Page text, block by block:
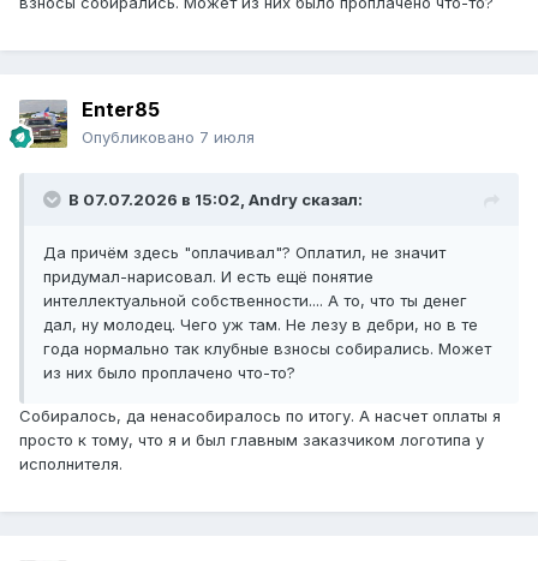
Enter85
Опубликовано 7 июля
В 07.07.2026 в 15:02, Andry сказал:
Да причём здесь "оплачивал"? Оплатил, не значит
придумал-нарисовал. И есть ещё понятие
интеллектуальной собственности.... А то, что ты денег
дал, ну молодец. Чего уж там. Не лезу в дебри, но в те
года нормально так клубные взносы собирались. Может
из них было проплачено что-то?
Собиралось, да ненасобиралось по итогу. А насчет оплаты я
просто к тому, что я и был главным заказчиком логотипа у
исполнителя.